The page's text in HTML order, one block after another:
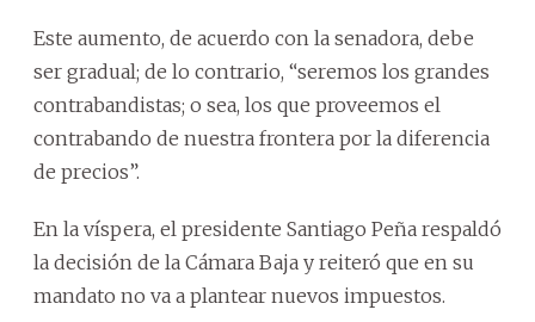
Este aumento, de acuerdo con la senadora, debe
ser gradual; de lo contrario, “seremos los grandes
contrabandistas; o sea, los que proveemos el
contrabando de nuestra frontera por la diferencia
de precios”.
En la víspera, el presidente Santiago Peña respaldó
la decisión de la Cámara Baja y reiteró que en su
mandato no va a plantear nuevos impuestos.